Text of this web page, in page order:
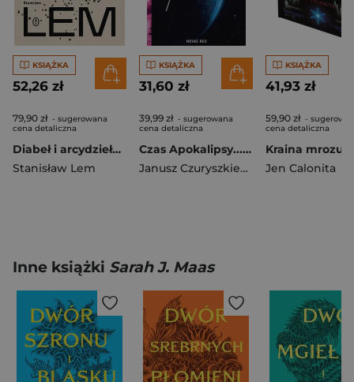
KSIĄŻKA
52,26 zł
79,90 zł - sugerowana
cena detaliczna
Diabeł i arcydzieło. Teksty przełomowe wyd. 2026
Stanisław Lem
KSIĄŻKA
31,60 zł
39,99 zł - sugerowana
cena detaliczna
Czas Apokalipsy... Czas Nadziei...
Janusz Czuryszkiewicz
KSIĄŻKA
41,93 zł
59,90 zł -
cena detaliczna
Jen Calonita
Inne książki Sarah J. Maas